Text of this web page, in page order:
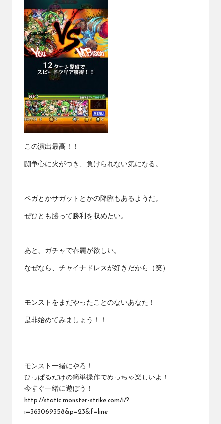
この演出最高！！
闘争心に火がつき、負けられない気になる。
ベガとかサガットとかの降臨もあるようだ。
ぜひとも勝って勝利を収めたい。
あと、ガチャで春麗が欲しい。
なぜなら、チャイナドレスが好きだから（笑）
モンストをまだやったことのないあなた！
是非始めてみましょう！！
モンスト一緒にやろ！
ひっぱるだけの簡単操作でめっちゃ楽しいよ！
今すぐ一緒に遊ぼう！
http://static.monster-strike.com/i/?
i=363069358&p=23&f=line